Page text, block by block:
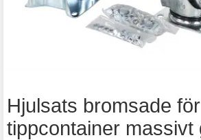
Hjulsats bromsade för
tippcontainer massivt